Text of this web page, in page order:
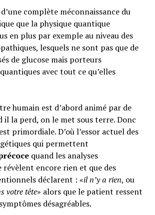
complète méconnaissance du
que la physique quantique
en plus par exemple au niveau des
lesquels ne sont pas que de
de glucose mais porteurs
avec tout ce qu’elles
humain est d’abord animé par de
il la perd, on le met sous terre. Donc
primordiale. D’où l’essor actuel des
qui permettent
quand les analyses
révèlent encore rien et que des
déclarent : «il n’y a rien, ou
votre tête» alors que le patient ressent
désagréables.